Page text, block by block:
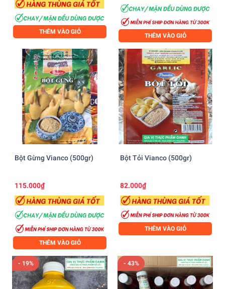
THÊM VÀO GIỎ
THÊM VÀO GIỎ
Bột Gừng Vianco (500gr)
115.000₫
THÊM VÀO GIỎ
Bột Tỏi Vianco (500gr)
82.000₫
THÊM VÀO GIỎ
- 19% - 43%